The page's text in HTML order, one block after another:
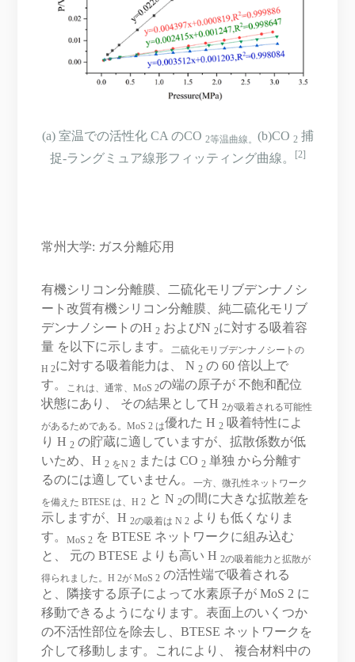
(a) 室温での活性化 CA のCO 2等温曲線。 (b)CO 2 捕
捉-ラングミュア線形フィッティング曲線。
[2]
常州大学: ガス分離応用
有機シリコン分離膜、二硫化モリブデンナノシ
ート改質有機シリコン分離膜、純二硫化モリブ
デンナノシートのH2 およびN2に対する吸着容
量 を以下に示します。
二硫化モリブデンナノシートの
H 2に対する吸着能力は、 N2 の 60 倍以上で
す。
これは、通常、MoS 2の端の原子が 不飽和配位
状態にあり、 その結果としてH2が吸着される可能性
があるためである。MoS 2 は優れた H2 吸着特性によ
り H2 の貯蔵に適していますが、拡散係数が低
いため、H2 をN2 または CO2 単独 から分離す
るのには適していません。一方、微孔性ネットワーク
を備えた BTESE は、H 2 と N2の間に大きな拡散差を
示しますが、H2の吸着は N2 よりも低くなりま
す。MoS 2 を BTESE ネットワークに組み込む
と、 元の BTESE よりも高い H2の吸着能力と拡散が
得られました。H2が MoS2 の活性端で吸着される
と、隣接する原子によって水素原子が MoS 2 に
移動できるようになります。表面上のいくつか
の不活性部位を除去し、BTESE ネットワークを
介して移動します。これにより、 複合材料中の